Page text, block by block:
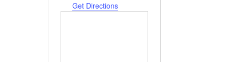
Get Directions